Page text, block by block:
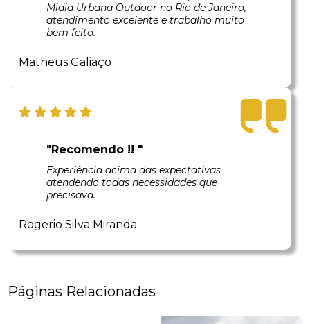
Midia Urbana Outdoor no Rio de Janeiro,
atendimento excelente e trabalho muito
bem feito.
Matheus Galiaço
"Recomendo !! "
Experiência acima das expectativas
atendendo todas necessidades que
precisava.
Rogerio Silva Miranda
Páginas Relacionadas